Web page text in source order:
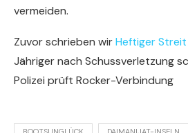
vermeiden.
Zuvor schrieben wirHeftiger
Jähriger nach Schussverletzung
Polizei prüft Rocker-Verbindung